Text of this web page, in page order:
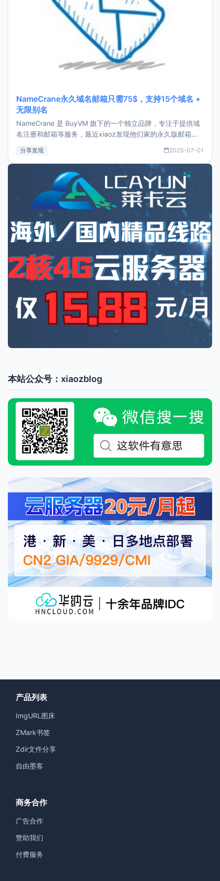
NameCrane永久域名邮箱只需75$，支持15个域名 +
无限别名
NameCrane 是 BuyVM 旗下的一个独立品牌，专注于提供域
名注册和邮箱等服务，最近xiaoz发现他们家的永久版邮箱服
又实惠的域名邮箱，不妨尝试一下 NameCrane。注册
NameCraneNameCrane不支持直接注册，必须要购买
分享发现 2025-07-01
本站公众号：xiaozblog
产品列表
ImgURL图床
ZMark书签
Zdir文件分享
自由墨客
商务合作
广告合作
赞助我们
付费服务